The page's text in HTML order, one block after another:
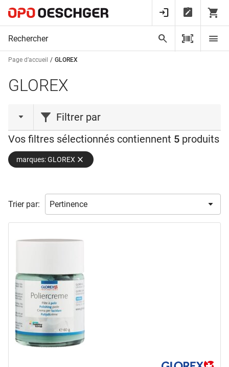
Page d’accueil GLOREX
GLOREX
Filtrer par
type de produit
Crème (1)
Moyens en acier (1)
Pâte à modeler
Pince (1)
31,0 mm (1)
150,0 mm (1)
document (3)
disponibilité
disponible du stock
Vos filtres sélectionnés contiennent 5 produits
marques: GLOREX
Trier par: